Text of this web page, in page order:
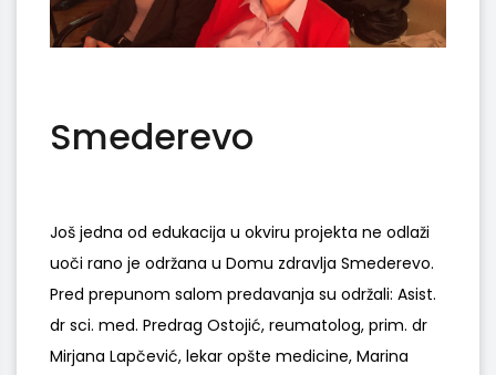
Smederevo
Još jedna od edukacija u okviru projekta ne odlaži
uoči rano je održana u Domu zdravlja Smederevo.
Pred prepunom salom predavanja su održali: Asist.
dr sci. med. Predrag Ostojić, reumatolog, prim. dr
Mirjana Lapčević, lekar opšte medicine, Marina